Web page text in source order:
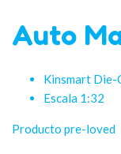
Auto
Kinsmart Die-
Escala 1:32
Producto pre-loved